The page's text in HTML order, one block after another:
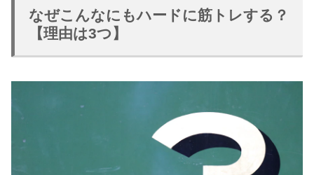
なぜこんなにもハードに筋トレする？
【理由は3つ】